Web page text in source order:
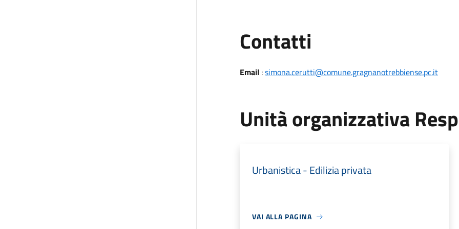
Contatti
Email:simona.cerutti@comune.gragnanotrebbiense.pc.it
Unità organizzativa
Urbanistica - Edilizia privata
VAI ALLA PAGINA